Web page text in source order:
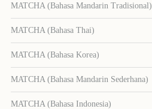
MATCHA (Bahasa Mandarin Tradisional)
MATCHA (Bahasa Thai)
MATCHA (Bahasa Korea)
MATCHA (Bahasa Mandarin Sederhana)
MATCHA (Bahasa Indonesia)